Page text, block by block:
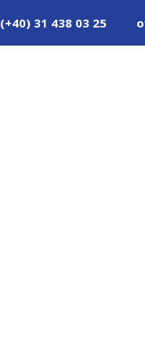
(+40) 31 438 03 25